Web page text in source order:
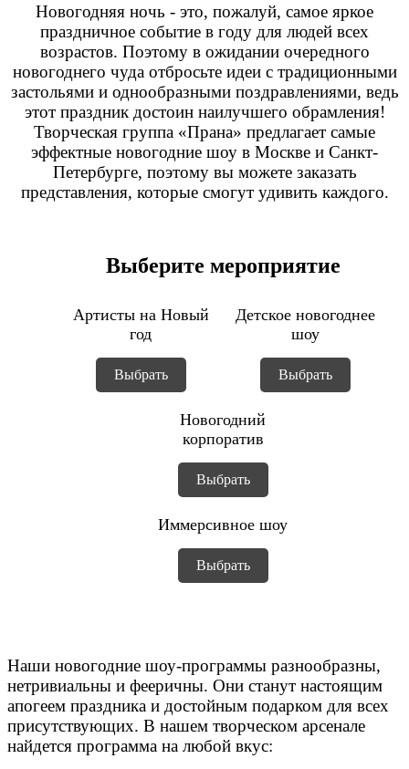
Новогодняя ночь - это, пожалуй, самое яркое
праздничное событие в году для людей всех
возрастов. Поэтому в ожидании очередного
новогоднего чуда отбросьте идеи с традиционными
застольями и однообразными поздравлениями, ведь
этот праздник достоин наилучшего обрамления!
Творческая группа «Прана» предлагает самые
эффектные новогодние шоу в Москве и Санкт-
Петербурге, поэтому вы можете заказать
представления, которые смогут удивить каждого.
Выберите мероприятие
Артисты на Новый
год
Выбрать
Детское новогоднее
шоу
Выбрать
Новогодний
корпоратив
Выбрать
Иммерсивное шоу
Выбрать
Наши новогодние шоу-программы разнообразны,
нетривиальны и фееричны. Они станут настоящим
апогеем праздника и достойным подарком для всех
присутствующих. В нашем творческом арсенале
найдется программа на любой вкус: